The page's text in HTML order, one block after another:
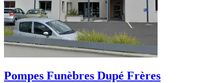
Pompes Funèbres Dupé Frères